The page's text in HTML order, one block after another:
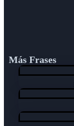
Más Frases